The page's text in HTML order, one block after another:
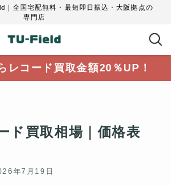
｜全国宅配無料・最短即日振込・大阪拠点の
専門店
レコード買取金額20％UP！
ド買取相場｜価格表
年7月19日